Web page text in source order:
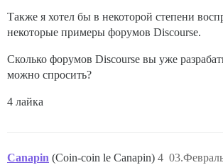
Также я хотел бы в некоторой степени
некоторые примеры форумов Discourse.
Сколько форумов Discourse вы уже
можно спросить?
4 лайка
Canapin (Coin-coin le Canapin) 4